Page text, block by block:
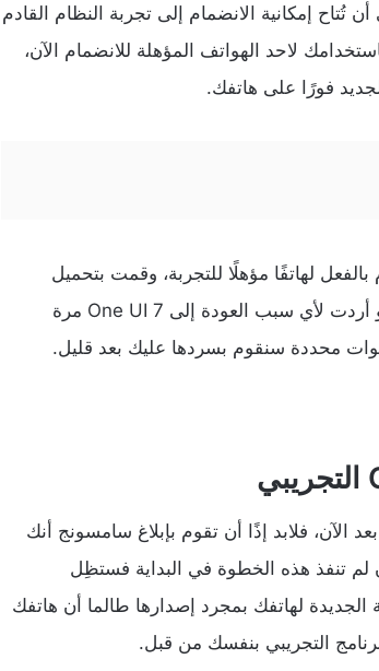
تُتاح إمكانية الانضمام إلى تجربة النظام القادم
لاحد الهواتف المؤهلة للانضمام الآن،
فورًا على هاتفك.
لهاتفًا مؤهلًا للتجربة، وقمت بتحميل
التحديث الأخير على هاتفك ولم تعجبك التجربة، أو أردت لأي سبب العودة إلى One UI 7 مرة
محددة سنقوم بسردها عليك بعد قليل.
الآن، فلابد إذًا أن تقوم بإبلاغ سامسونج أنك
لم تنفذ هذه الخطوة في البداية فستظِل
لهاتفك بمجرد إصدارها طالما أن هاتفك
التجريبي بنفسك من قبل.